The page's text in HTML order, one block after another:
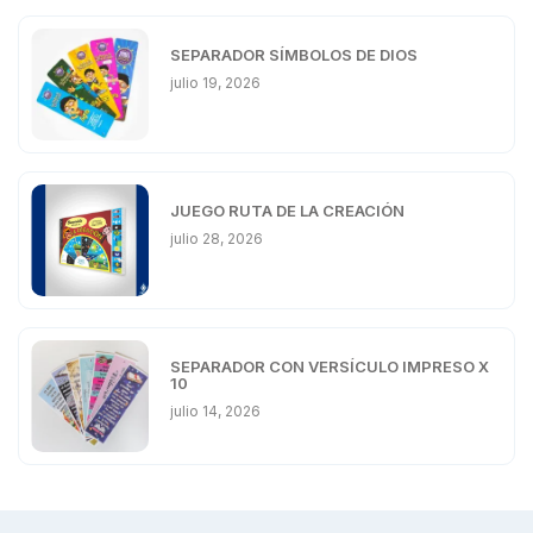
SEPARADOR SÍMBOLOS DE DIOS
julio 19, 2026
JUEGO RUTA DE LA CREACIÓN
julio 28, 2026
SEPARADOR CON VERSÍCULO IMPRESO X
10
julio 14, 2026